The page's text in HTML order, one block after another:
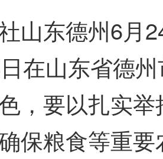
东德州6月24
在山东省德
，要以扎实
保粮食等重